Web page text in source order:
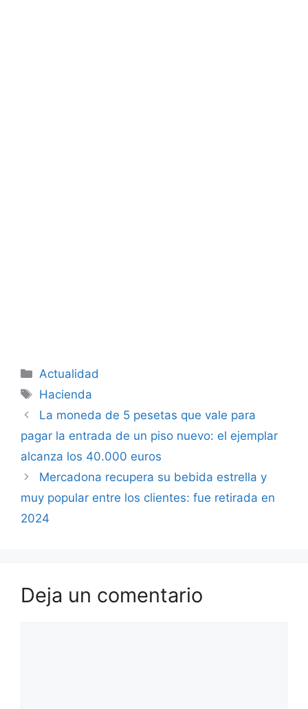
Categorías
Actualidad
Etiquetas
Hacienda
La moneda de 5 pesetas que vale para
pagar la entrada de un piso nuevo: el ejemplar
alcanza los 40.000 euros
Mercadona recupera su bebida estrella y
muy popular entre los clientes: fue retirada en
2024
Deja un comentario